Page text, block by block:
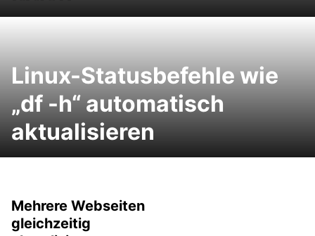
Linux-Statusbefehle wie
„df -h“ automatisch
aktualisieren
Mehrere Webseiten
gleichzeitig